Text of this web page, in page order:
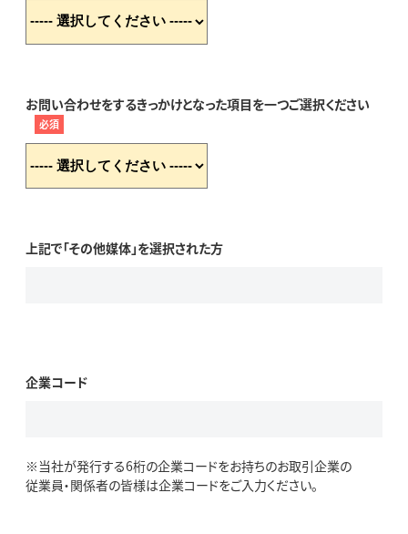
お問い合わせをするきっかけとなった項目を一つご選択ください
必須
上記で「その他媒体」を選択された方
企業コード
※当社が発行する6桁の企業コードをお持ちのお取引企業の
従業員・関係者の皆様は企業コードをご入力ください。